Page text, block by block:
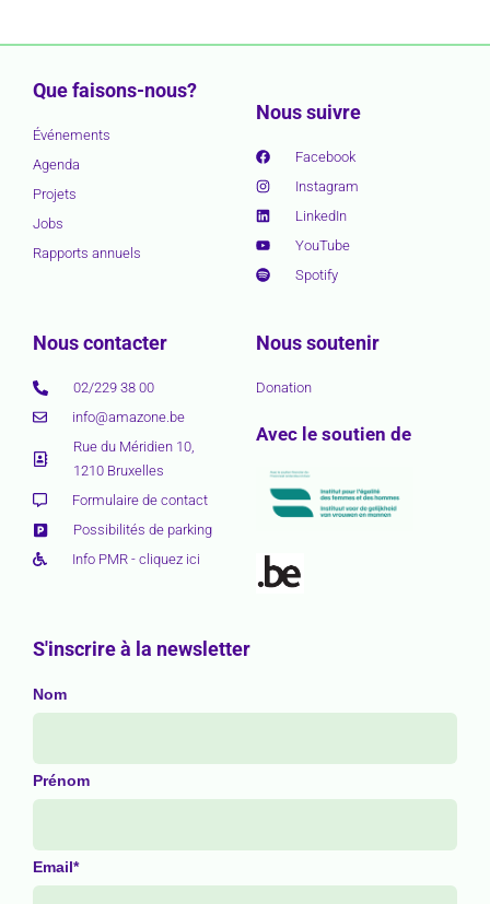
Que faisons-nous?
Événements
Agenda
Projets
Jobs
Rapports annuels
Nous suivre
Facebook
Instagram
LinkedIn
YouTube
Spotify
Nous contacter
02/229 38 00
info@amazone.be
Rue du Méridien 10,
1210 Bruxelles
Formulaire de contact
Possibilités de parking
Info PMR - cliquez ici
Nous soutenir
Donation
Avec le soutien de
S'inscrire à la newsletter
Nom
Prénom
Email*